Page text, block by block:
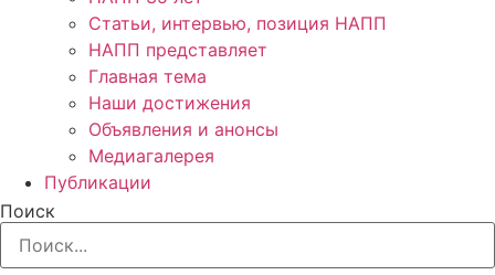
Статьи, интервью, позиция НАПП
НАПП представляет
Главная тема
Наши достижения
Объявления и анонсы
Медиагалерея
Публикации
Поиск